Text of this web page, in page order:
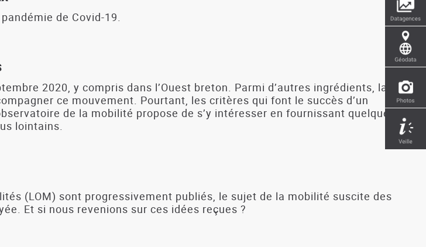
de Covid-19.
2020, y compris dans l’Ouest breton. Parmi d’autres ingrédients, la
ce mouvement. Pourtant, les critères qui font le succès d’un
de la mobilité propose de s’y intéresser en fournissant quelques
lointains.
(LOM) sont progressivement publiés, le sujet de la mobilité suscite des
Et si nous revenions sur ces idées reçues ?